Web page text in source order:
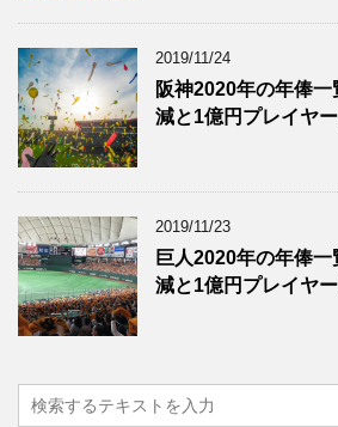
2019/11/24
阪神2020年の年俸
減と1億円プレイヤ
2019/11/23
巨人2020年の年俸
減と1億円プレイヤ